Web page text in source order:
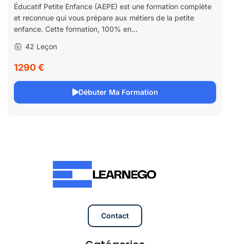
Éducatif Petite Enfance (AEPE) est une formation complète
et reconnue qui vous prépare aux métiers de la petite
enfance. Cette formation, 100% en...
42 Leçon
1290 €
Débuter Ma Formation
Contact